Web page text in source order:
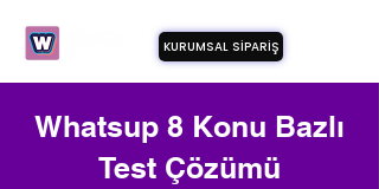
KURUMSAL SİPARİŞ
Whatsup 8 Konu Bazlı
Test Çözümü